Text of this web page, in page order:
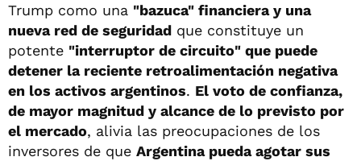
Trump como una "bazuca" financiera y una
nueva red de seguridad que constituye un
potente "interruptor de circuito" que puede
detener la reciente retroalimentación negativa
en los activos argentinos. El voto de confianza,
de mayor magnitud y alcance de lo previsto por
el mercado, alivia las preocupaciones de los
inversores de que Argentina pueda agotar sus